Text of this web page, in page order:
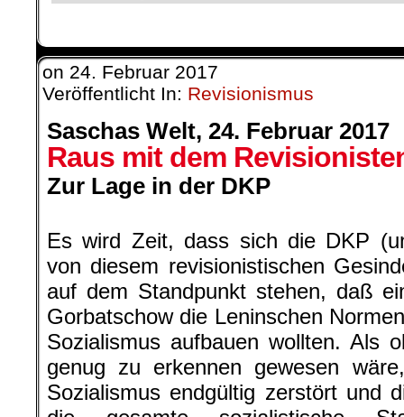
on 24. Februar 2017
Veröffentlicht In: Revisionismus
Saschas Welt, 24. Februar 2017
Raus mit dem
Zur Lage in der DKP
Es wird Zeit, dass sich die DKP
von diesem revisionistischen
auf dem Standpunkt stehen, daß
Gorbatschow die Leninschen
Sozialismus aufbauen wollten. Als
genug zu erkennen gewesen
Sozialismus endgültig zerstört und